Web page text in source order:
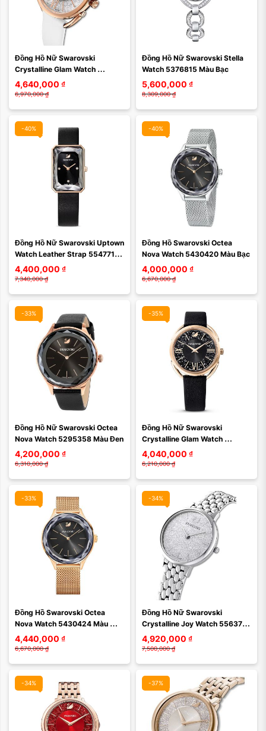
Đồng Hồ Nữ Swarovski
Crystalline Glam Watch
5452459 Màu Trắng
4,640,000 ₫
6,970,000 ₫
Đồng Hồ Nữ Swarovski Stella
Watch 5376815 Màu Bạc
5,600,000 ₫
8,309,000 ₫
-40%
Màu mặt:
Xóa
Đồng Hồ Nữ Swarovski Uptown
Watch Leather Strap 5547710
Màu Đen
4,400,000 ₫
7,340,000 ₫
-40%
Màu mặt:
Xóa
Đồng Hồ Swarovski Octea
Nova Watch 5430420 Màu Bạc
4,000,000 ₫
6,670,000 ₫
-33%
Màu mặt:
Xóa
Đồng Hồ Nữ Swarovski Octea
Nova Watch 5295358 Màu Đen
4,200,000 ₫
6,310,000 ₫
-35%
Màu mặt:
Xóa
Đồng Hồ Nữ Swarovski
Crystalline Glam Watch
5452452 Màu Đen
4,040,000 ₫
6,210,000 ₫
-33%
Đồng Hồ Swarovski Octea
Nova Watch 5430424 Màu
Vàng Hồng
4,440,000 ₫
6,670,000 ₫
-34%
Màu mặt:
Xóa
Đồng Hồ Nữ Swarovski
Crystalline Joy Watch 5563711
Màu Bạc
4,920,000 ₫
7,500,000 ₫
-34%
Màu mặt:
Xóa
-37%
Màu mặt:
Xóa